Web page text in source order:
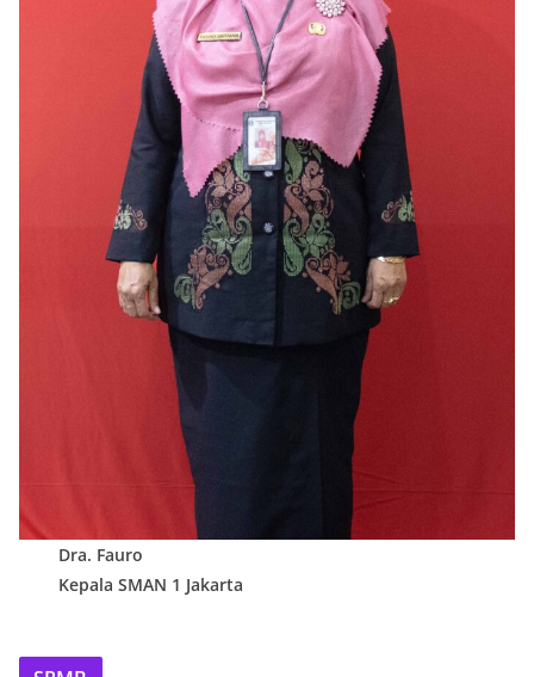
Dra. Fauro
Kepala SMAN 1 Jakarta